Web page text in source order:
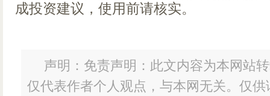
成投资建议，使用前请核实。
声明：免责声明：此文内容为本网站
仅代表作者个人观点，与本网无关。仅